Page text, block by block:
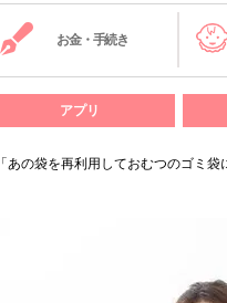
お金・手続き
アプリ
「あの袋を再利用しておむつのゴミ